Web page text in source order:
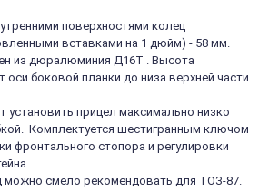
поверхностями колец
вставками на 1 дюйм) - 58 мм.
из дюралюминия Д16Т . Высота
оси боковой планки до низа верхней части
установить прицел максимально низко
Комплектуется шестигранным ключом
фронтального стопора и регулировки
можно смело рекомендовать для ТОЗ-87.